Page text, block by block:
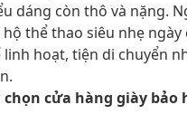
dáng còn thô và nặng.
thể thao siêu nhẹ ngày
hoạt, tiện di chuyển
cửa hàng giày bảo